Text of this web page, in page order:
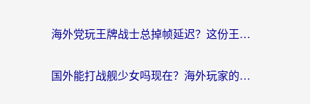
海外党玩王牌战士总掉帧延迟？这份王牌战士延迟加速器终极指南救你命
国外能打战舰少女吗现在？海外玩家的国服游戏加速终极指南